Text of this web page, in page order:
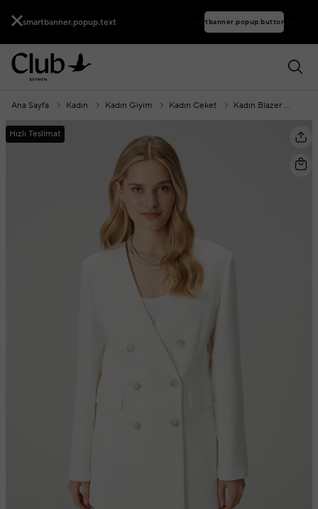
smartbanner.popup.text smartbanner.popup.buttontext
Hızlı Teslimat
Ana Sayfa Kadın Kadın Giyim Kadın Ceket Kadın Blazer